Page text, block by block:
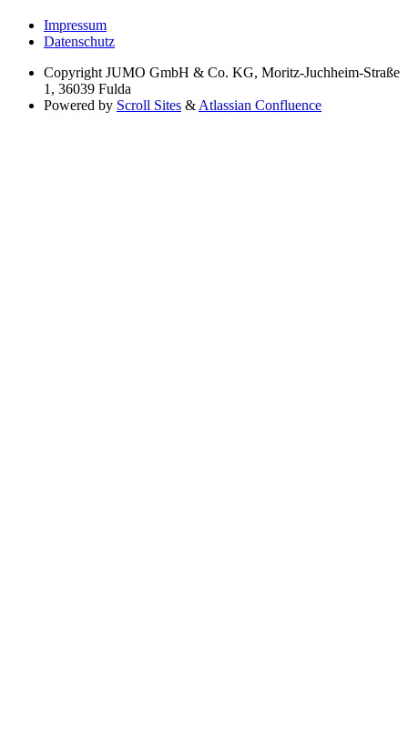
Impressum
Datenschutz
Copyright JUMO GmbH & Co. KG, Moritz-Juchheim-Straße
1, 36039 Fulda
Powered by Scroll Sites &Atlassian Confluence